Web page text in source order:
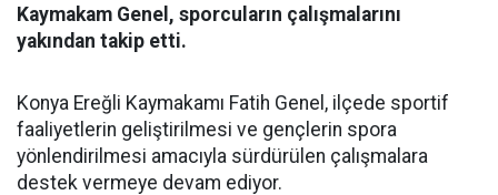
Kaymakam Genel, sporcuların çalışmalarını
yakından takip etti.
Konya Ereğli Kaymakamı Fatih Genel, ilçede sportif
faaliyetlerin geliştirilmesi ve gençlerin spora
yönlendirilmesi amacıyla sürdürülen çalışmalara
destek vermeye devam ediyor.